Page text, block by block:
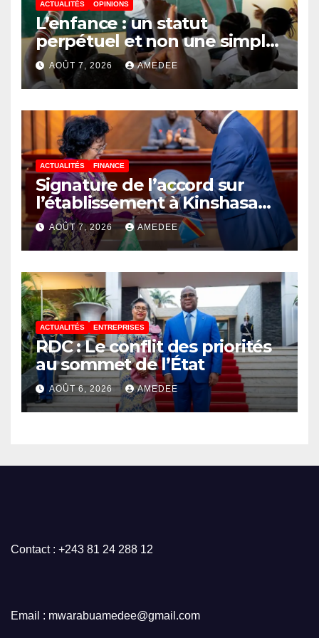
ACTUALITÉS OPINIONS
L’enfance : un statut
perpétuel et non une simple
étape de la vie
AOÛT 7, 2026 AMEDEE
ACTUALITÉS FINANCE
Signature de l’accord sur
l’établissement à Kinshasa
du bureau-pays de l’Agence
de développement de
l’Union africaine–Nouveau
Partenariat pour le
développement de l’Afrique
(AUDA-NEPAD)
AOÛT 7, 2026 AMEDEE
ACTUALITÉS ENTREPRISES
RDC : Le conflit des priorités
au sommet de l’État
AOÛT 6, 2026 AMEDEE
Contact : +243 81 24 288 12
Email : mwarabuamedee@gmail.com